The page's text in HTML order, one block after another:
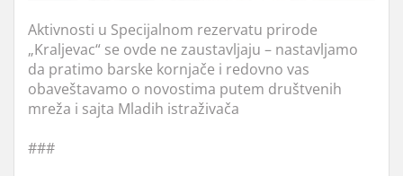
Aktivnosti u Specijalnom rezervatu prirode
„Kraljevac“ se ovde ne zaustavljaju – nastavljamo
da pratimo barske kornjače i redovno vas
obaveštavamo o novostima putem društvenih
mreža i sajta Mladih istraživača
###